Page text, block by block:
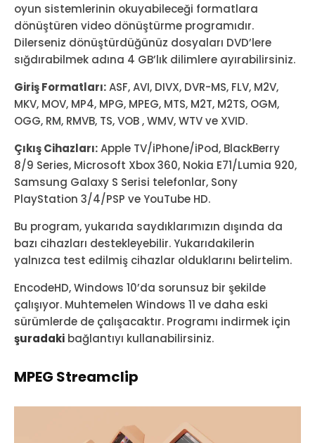
oyun sistemlerinin okuyabileceği formatlara
dönüştüren video dönüştürme programıdır.
Dilerseniz dönüştürdüğünüz dosyaları DVD’lere
sığdırabilmek adına 4 GB’lık dilimlere ayırabilirsiniz.
Giriş Formatları:ASF, AVI, DIVX, DVR-MS, FLV, M2V,
MKV, MOV, MP4, MPG, MPEG, MTS, M2T, M2TS, OGM,
OGG, RM, RMVB, TS, VOB , WMV, WTV ve XVID.
Çıkış Cihazları:Apple TV/iPhone/iPod, BlackBerry
8/9 Series, Microsoft Xbox 360, Nokia E71/Lumia 920,
Samsung Galaxy S Serisi telefonlar, Sony
PlayStation 3/4/PSP ve YouTube HD.
Bu program, yukarıda saydıklarımızın dışında da
bazı cihazları destekleyebilir. Yukarıdakilerin
yalnızca test edilmiş cihazlar olduklarını belirtelim.
EncodeHD, Windows 10’da sorunsuz bir şekilde
çalışıyor. Muhtemelen Windows 11 ve daha eski
sürümlerde de çalışacaktır. Programı indirmek için
şuradaki bağlantıyı kullanabilirsiniz.
MPEG Streamclip